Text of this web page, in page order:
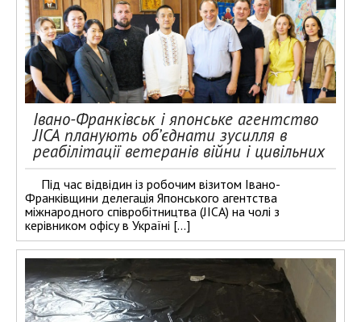
Івано-Франківськ і японське агентство
JICA планують об’єднати зусилля в
реабілітації ветеранів війни і цивільних
Під час відвідин із робочим візитом Івано-
Франківщини делегація Японського агентства
міжнародного співробітництва (JICA) на чолі з
керівником офісу в Україні […]